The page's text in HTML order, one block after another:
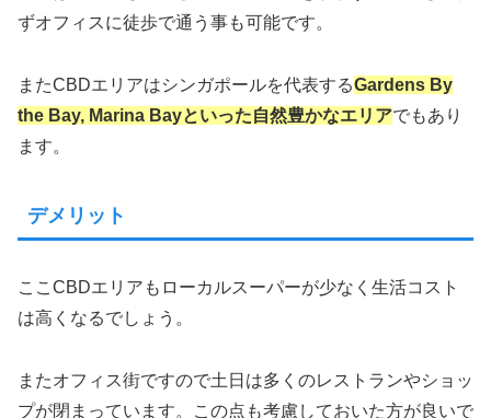
ずオフィスに徒歩で通う事も可能です。
またCBDエリアはシンガポールを代表するGardens By
the Bay, Marina Bayといった自然豊かなエリアでもあり
ます。
デメリット
ここCBDエリアもローカルスーパーが少なく生活コスト
は高くなるでしょう。
またオフィス街ですので土日は多くのレストランやショッ
プが閉まっています。この点も考慮しておいた方が良いで